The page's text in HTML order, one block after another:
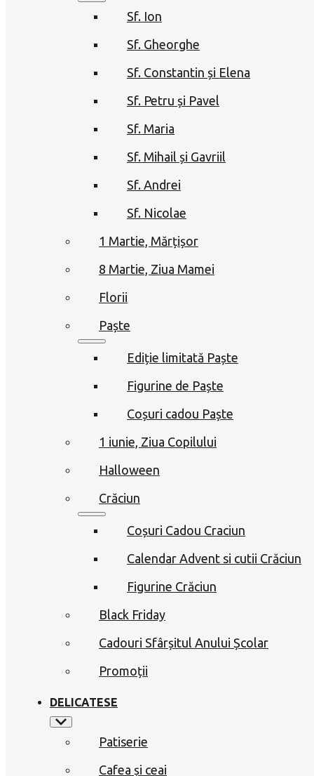
Sf. Ion
Sf. Gheorghe
Sf. Constantin și Elena
Sf. Petru și Pavel
Sf. Maria
Sf. Mihail și Gavriil
Sf. Andrei
Sf. Nicolae
1 Martie, Mărțișor
8 Martie, Ziua Mamei
Florii
Paște
Ediție limitată Paște
Figurine de Paște
Coșuri cadou Paște
1 iunie, Ziua Copilului
Halloween
Crăciun
Coșuri Cadou Craciun
Calendar Advent si cutii Crăciun
Figurine Crăciun
Black Friday
Cadouri Sfârșitul Anului Școlar
Promoții
DELICATESE
Patiserie
Cafea și ceai